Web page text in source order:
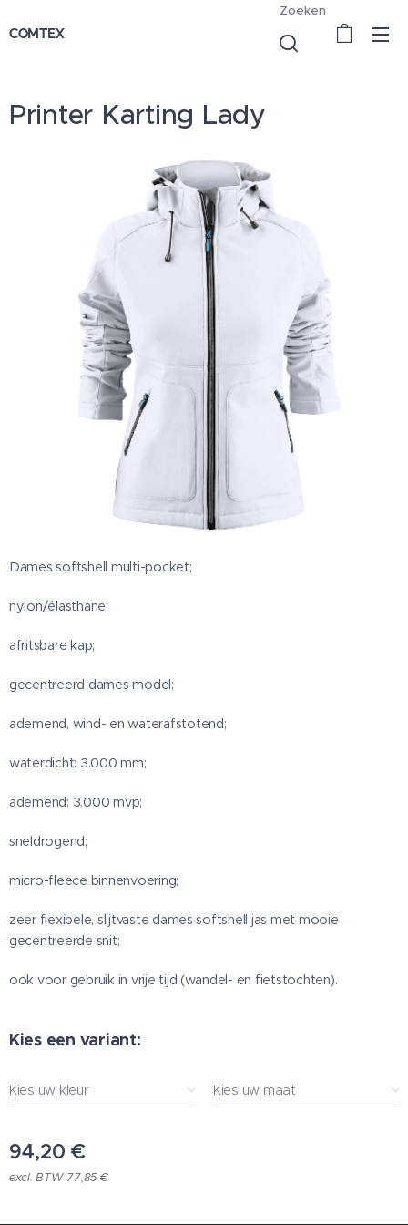
COMTEX
Zoeken
Printer Karting Lady
Dames softshell multi-pocket;
nylon/élasthane;
afritsbare kap;
gecentreerd dames model;
ademend, wind- en waterafstotend;
waterdicht: 3.000 mm;
ademend: 3.000 mvp;
sneldrogend;
micro-fleece binnenvoering;
zeer flexibele, slijtvaste dames softshell jas met mooie
gecentreerde snit;
ook voor gebruik in vrije tijd (wandel- en fietstochten).
Kies een variant:
Kies uw kleur Kies uw maat
94,20 €
excl. BTW 77,85 €